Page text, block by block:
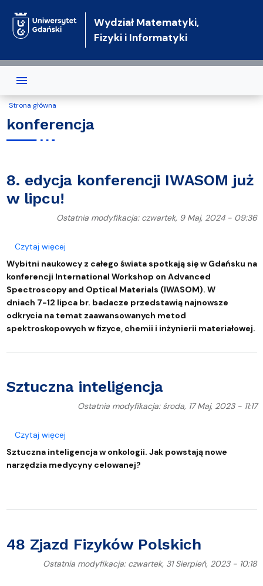
Wydział Matematyki,
Fizyki i Informatyki
Strona główna
konferencja
8. edycja konferencji IWASOM już
w lipcu!
Ostatnia modyfikacja: czwartek, 9 Maj, 2024 - 09:36
Czytaj więcejo 8. edycja konferencji IWASOM już w lipcu!
Wybitni naukowcy z całego świata spotkają się w Gdańsku na
konferencji International Workshop on Advanced
Spectroscopy and Optical Materials (IWASOM). W
dniach 7-12 lipca br. badacze przedstawią najnowsze
odkrycia na temat zaawansowanych metod
spektroskopowych w fizyce, chemii i inżynierii materiałowej.
Sztuczna inteligencja
Ostatnia modyfikacja: środa, 17 Maj, 2023 - 11:17
Czytaj więcejo Sztuczna inteligencja
Sztuczna inteligencja w onkologii. Jak powstają nowe
narzędzia medycyny celowanej?
48 Zjazd Fizyków Polskich
Ostatnia modyfikacja: czwartek, 31 Sierpień, 2023 - 10:18